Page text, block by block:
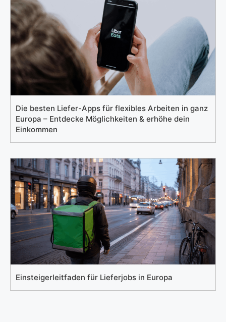
Die besten Liefer-Apps für flexibles Arbeiten in ganz
Europa – Entdecke Möglichkeiten & erhöhe dein
Einkommen
Einsteigerleitfaden für Lieferjobs in Europa